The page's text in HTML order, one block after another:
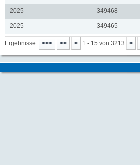
2025 349468
2025 349465
Ergebnisse: 1 - 15 von 3213